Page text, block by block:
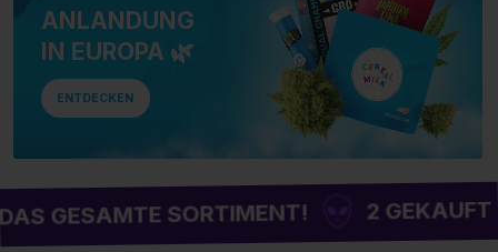
ANLANDUNG
IN EUROPA 🌿
ENTDECKEN
SORTIMENT! 2 GEKAUFT = 1